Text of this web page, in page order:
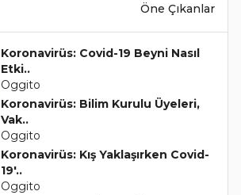
Öne Çıkanlar
Koronavirüs: Covid-19 Beyni Nasıl
Etki..
Oggito
Koronavirüs: Bilim Kurulu Üyeleri,
Vak..
Oggito
Koronavirüs: Kış Yaklaşırken Covid-
19'..
Oggito